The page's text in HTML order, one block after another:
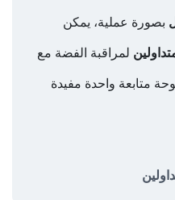
بصورة عملية، يمكن
لمراقبة الفضة مع
متابعة واحدة مفيدة